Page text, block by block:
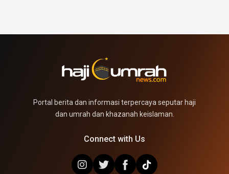
Portal berita dan informasi terpercaya seputar haji
dan umrah dan khazanah keislaman.
Connect with Us